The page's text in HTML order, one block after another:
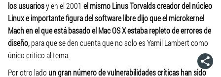
los usuariosy en el 2001 el mismo Linus Torvalds creador del núcleo
Linux e importante figura del software libre dijo que el microkernel
Mach en el que está basado el Mac OS X estaba repleto de errores de
diseño,para que se den cuenta queno solo es Yamil Lambertcomo
único critico al tema.
Por otro lado un gran número de vulnerabilidades críticas han sido